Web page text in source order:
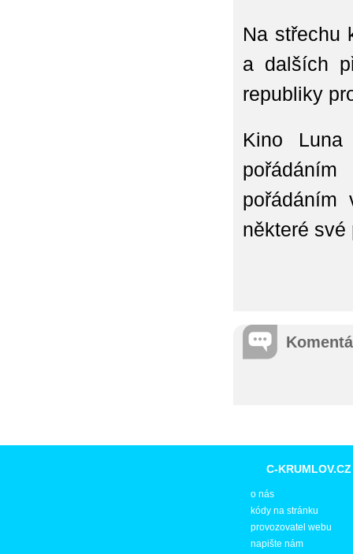
Na střechu
a dalších
republiky
Kino
některé své
C-KRUMLOV.CZ
o nás
kódy na stránku
provozovatel webu
napište nám